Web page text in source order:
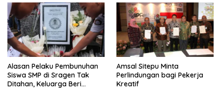
Alasan Pelaku Pembunuhan
Siswa SMP di Sragen Tak
Ditahan, Keluarga Beri
Amsal Sitepu Minta
Perlindungan bagi Pekerja
Kreatif